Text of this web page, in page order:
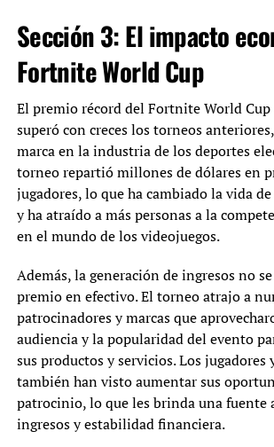
Sección 3: El impacto
Fortnite World Cup
El premio récord del Fortnite World Cup
superó con creces los torneos
marca en la industria de los deportes
torneo repartió millones de dólares en
jugadores, lo que ha cambiado la vida
y ha atraído a más personas a la
en el mundo de los videojuegos.
Además, la generación de ingresos no
premio en efectivo. El torneo atrajo a
patrocinadores y marcas que
audiencia y la popularidad del evento
sus productos y servicios. Los jugadores
también han visto aumentar sus
patrocinio, lo que les brinda una fuente
ingresos y estabilidad financiera.